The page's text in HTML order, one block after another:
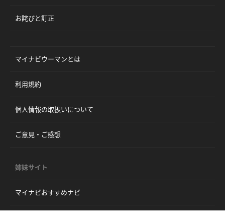
お詫びと訂正
マイナビウーマンとは
利用規約
個人情報の取扱いについて
ご意見・ご感想
姉妹サイト
マイナビおすすめナビ